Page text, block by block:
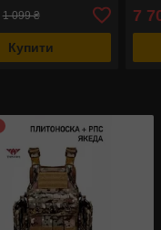
1 099 ₴
Купити
7